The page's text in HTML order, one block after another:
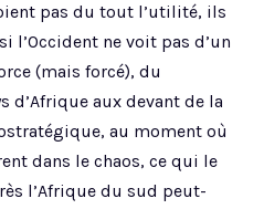
pas du tout l’utilité, ils
l’Occident ne voit pas d’un
(mais forcé), du
d’Afrique aux devant de la
au moment où
dans le chaos, ce qui le
l’Afrique du sud peut-